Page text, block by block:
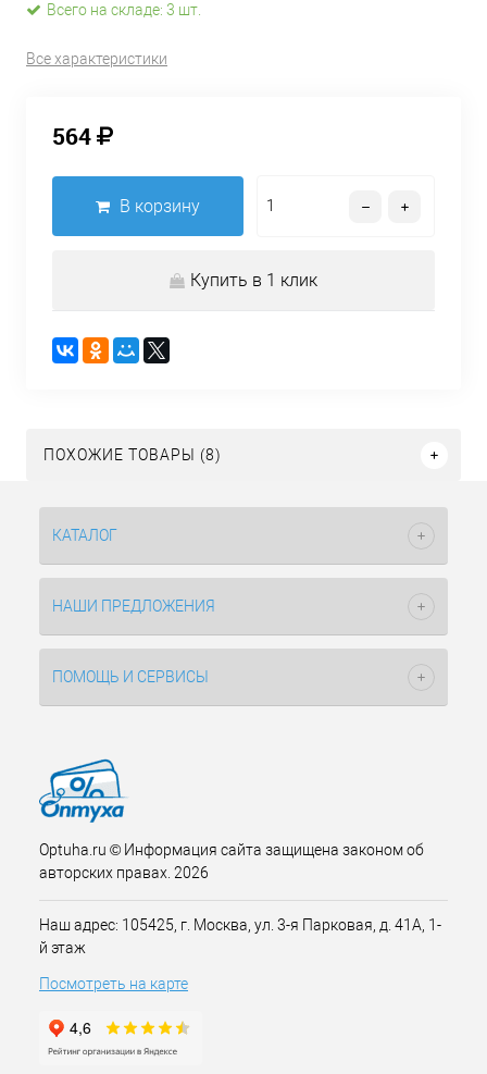
Всего на складе: 3 шт.
Все характеристики
564
В корзину
Купить в 1 клик
ПОХОЖИЕ ТОВАРЫ (8)
КАТАЛОГ
НАШИ ПРЕДЛОЖЕНИЯ
ПОМОЩЬ И СЕРВИСЫ
Optuha.ru © Информация сайта защищена законом об
авторских правах. 2026
Наш адрес: 105425, г. Москва, ул. 3-я Парковая, д. 41А, 1-
й этаж
Посмотреть на карте